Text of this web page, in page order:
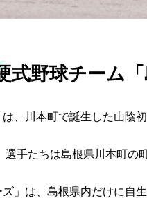
式野球チーム
は、川本町で誕生した山陰
手たちは島根県川本町の
」は、島根県内だけに自